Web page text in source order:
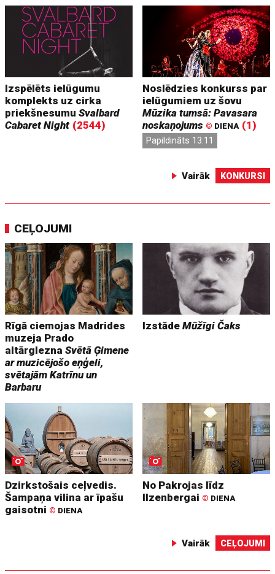
Izspēlēts ielūgumu
komplekts uz cirka
priekšnesumuSvalbard
Cabaret Night (2544)
Noslēdzies konkurss par
ielūgumiem uz šovu
Mūzika tumsā: Pavasara
noskaņojums © DIENA (1)
Papildināts 13:11
Vairāk KONKURSI
CEĻOJUMI
Rīgā ciemojas Madrides
muzeja Prado
altārgleznaSvētā Ģimene
ar muzicējošo eņģeli,
svētajām Katrīnu un
Barbaru
IzstādeMūžīgi Čaks
Dzirkstošais ceļvedis.
Šampaņa vilina ar īpašu
gaisotni © DIENA
No Pakrojas līdz
Ilzenbergai © DIENA
Vairāk CEĻOJUMI